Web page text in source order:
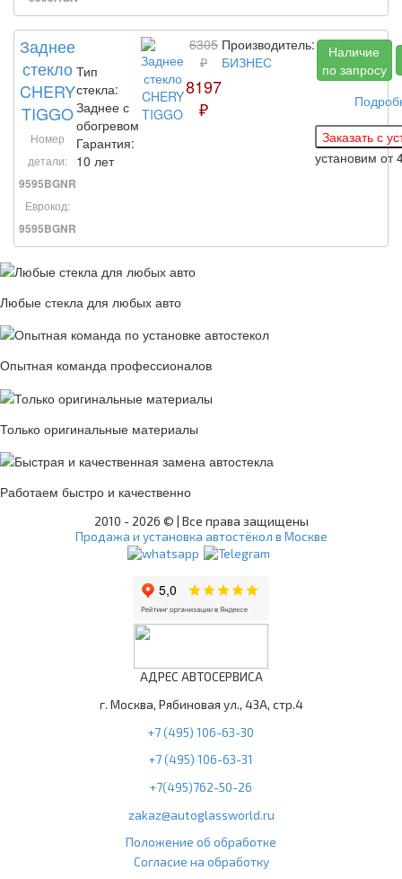
Заднее
стекло
CHERY
TIGGO
Номер
детали:
9595BGNR
Еврокод:
9595BGNR
Тип
стекла:
Заднее с
обогревом
Гарантия:
10 лет
6305
₽
8197
₽
Производитель:
БИЗНЕС
Наличие
по запросу
установим от
Любые стекла для любых авто
Опытная команда профессионалов
Только оригинальные материалы
Работаем быстро и качественно
2010 - 2026 © | Все права защищены
Продажа и установка автостёкол в Москве
АДРЕС АВТОСЕРВИСА
г. Москва, Рябиновая ул., 43А, стр.4
+7 (495) 106-63-30
+7 (495) 106-63-31
+7(495)762-50-26
zakaz@autoglassworld.ru
Положение об обработке
Согласие на обработку